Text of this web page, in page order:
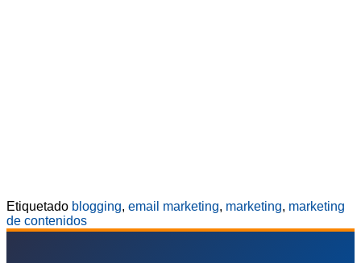
Etiquetado blogging, email marketing, marketing, marketing
de contenidos